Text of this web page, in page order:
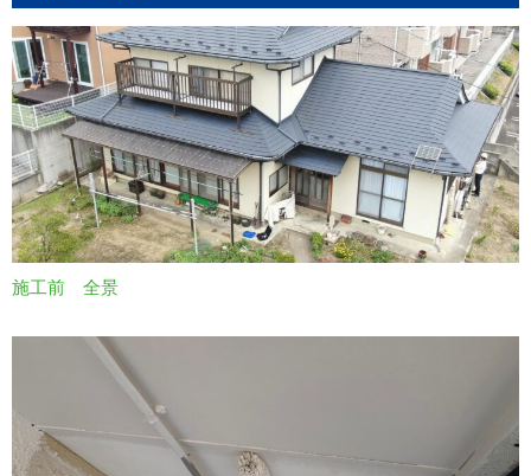
施工前 全景